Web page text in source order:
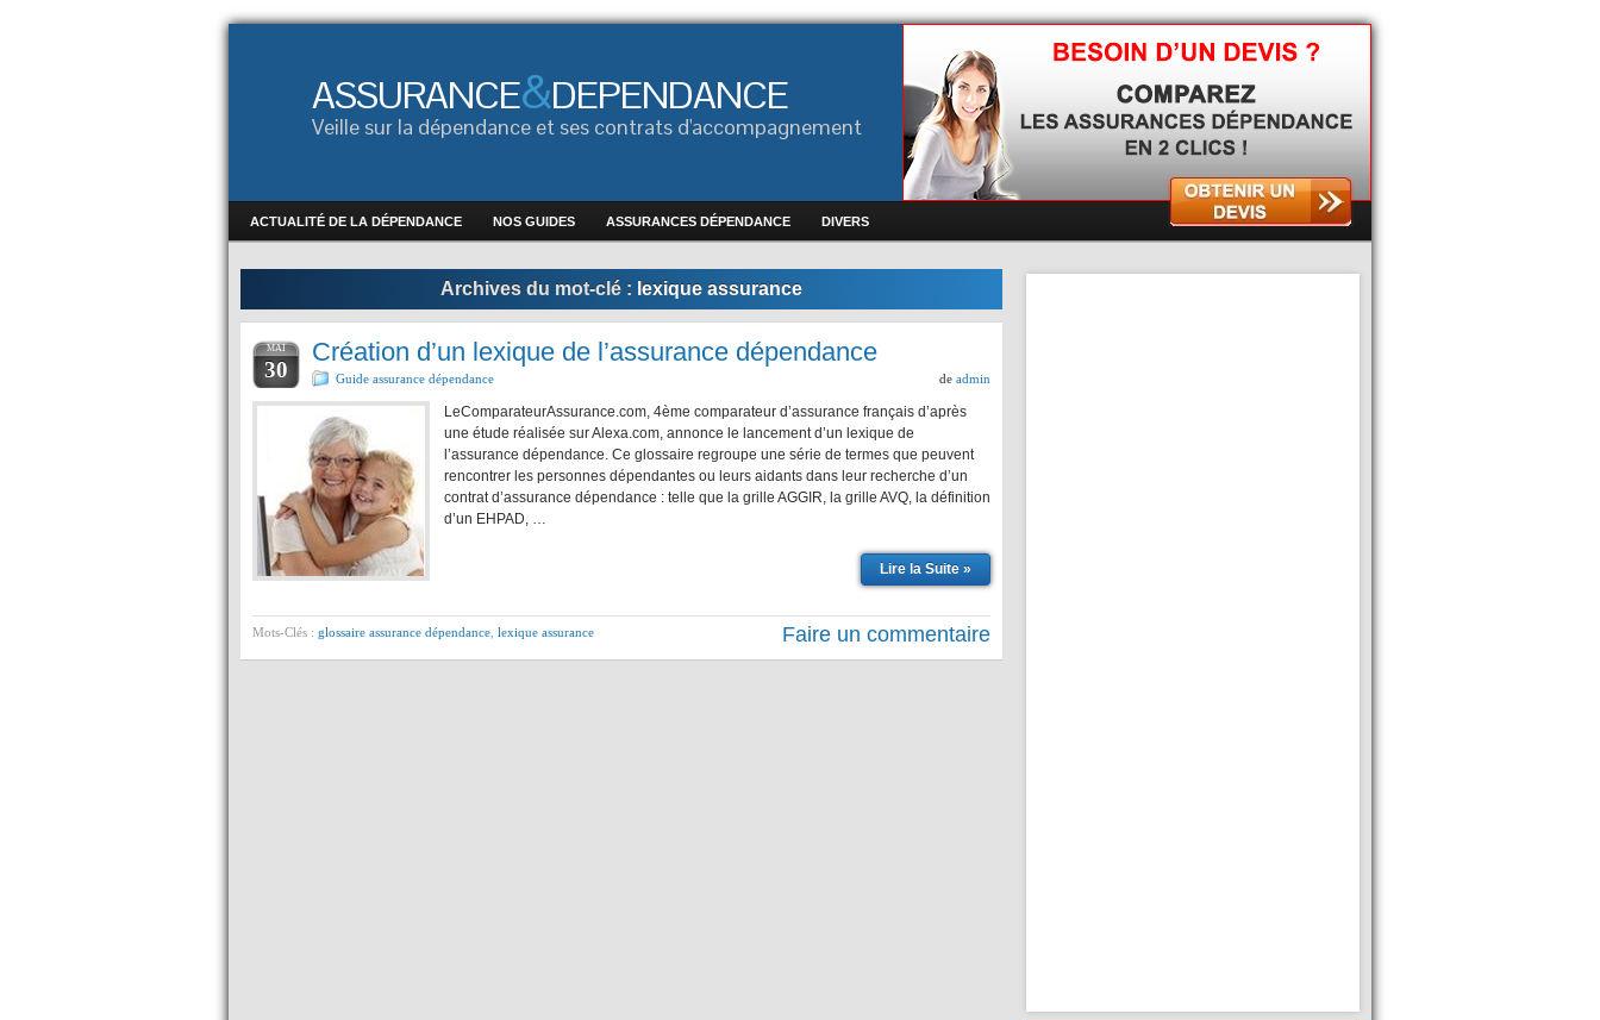
ASSURANCE&DEPENDANCE
Veille sur la dépendance et ses contrats d'accompagnement
ACTUALITÉ DE LA DÉPENDANCE NOS GUIDES ASSURANCES DÉPENDANCE DIVERS
Archives du mot-clé : lexique assurance
MAI
30
Création d’un lexique de l’assurance dépendance
Guide assurance dépendance de admin
LeComparateurAssurance.com, 4ème comparateur d’assurance français d’après
une étude réalisée sur Alexa.com, annonce le lancement d’un lexique de
l’assurance dépendance. Ce glossaire regroupe une série de termes que peuvent
rencontrer les personnes dépendantes ou leurs aidants dans leur recherche d’un
contrat d’assurance dépendance : telle que la grille AGGIR, la grille AVQ, la définition
d’un EHPAD, …
Lire la Suite »
Mots-Clés : glossaire assurance dépendance lexique assurance Faire un commentaire